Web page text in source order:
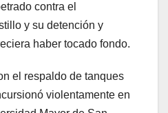
contra el
y su detención y
haber tocado fondo.
el respaldo de tanques
violentamente en